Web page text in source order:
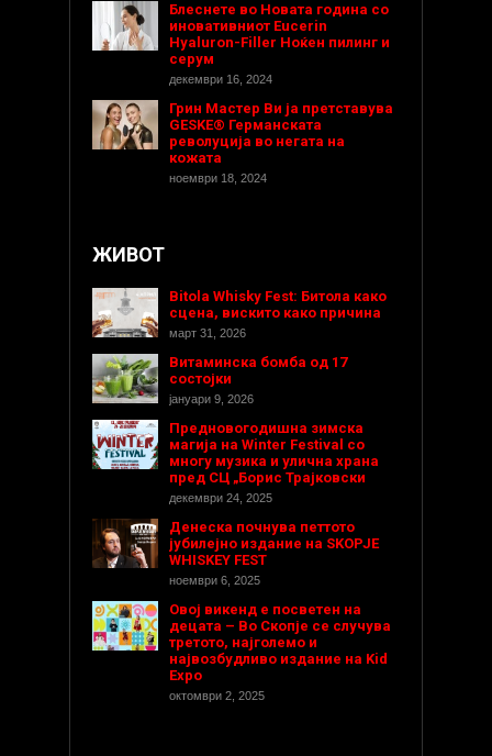
Блеснете во Новата година со
иновативниот Eucerin
Hyaluron-Filler Ноќен пилинг и
серум
декември 16, 2024
Грин Мастер Ви ја претставува
GESKE® Германската
револуција во негата на
кожата
ноември 18, 2024
ЖИВОТ
Bitola Whisky Fest: Битола како
сцена, вискито како причина
март 31, 2026
Витаминска бомба од 17
состојки
јануари 9, 2026
Предновогодишнa зимска
магија на Winter Festival со
многу музика и улична храна
пред СЦ „Борис Трајковски
декември 24, 2025
Денеска почнува петтото
јубилејно издание на SKOPJE
WHISKEY FEST
ноември 6, 2025
Овој викенд е посветен на
децата – Во Скопје се случува
третото, најголемо и
највозбудливо издание на Kid
Expo
октомври 2, 2025